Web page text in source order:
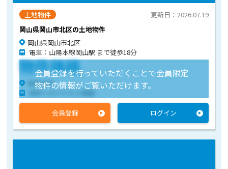
土地物件
岡山県岡山市北区の土地物件
更新日：2026.07.19
岡山県岡山市北区
電車：山陽本線岡山駅 まで徒歩18分
会員登録を行っていただくことで会員限定
物件の情報がご覧いただけます。
物件価格
物件住所
物件へのアクセス情報
会員登録 ログイン